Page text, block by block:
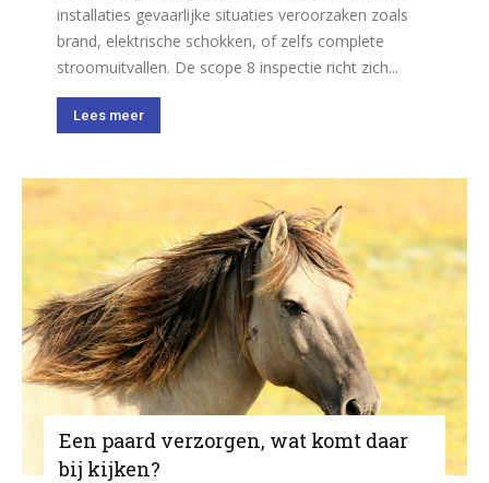
installaties gevaarlijke situaties veroorzaken zoals
brand, elektrische schokken, of zelfs complete
stroomuitvallen. De scope 8 inspectie richt zich...
Lees meer
Een paard verzorgen, wat komt daar
bij kijken?